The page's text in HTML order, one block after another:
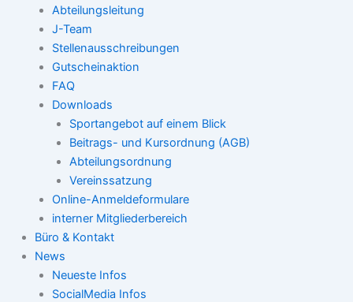
Abteilungsleitung
J-Team
Stellenausschreibungen
Gutscheinaktion
FAQ
Downloads
Sportangebot auf einem Blick
Beitrags- und Kursordnung (AGB)
Abteilungsordnung
Vereinssatzung
Online-Anmeldeformulare
interner Mitgliederbereich
Büro & Kontakt
News
Neueste Infos
SocialMedia Infos